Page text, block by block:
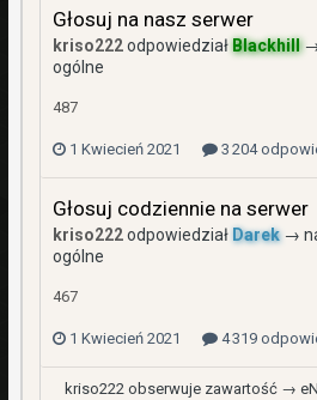
Głosuj na nasz serwer
kriso222odpowiedziałBlackhill→
ogólne
487
1 Kwiecień 2021 3 204
Głosuj codziennie na serwer
kriso222odpowiedział Darek→
ogólne
467
1 Kwiecień 2021 4 319
kriso222obserwuje zawartość →